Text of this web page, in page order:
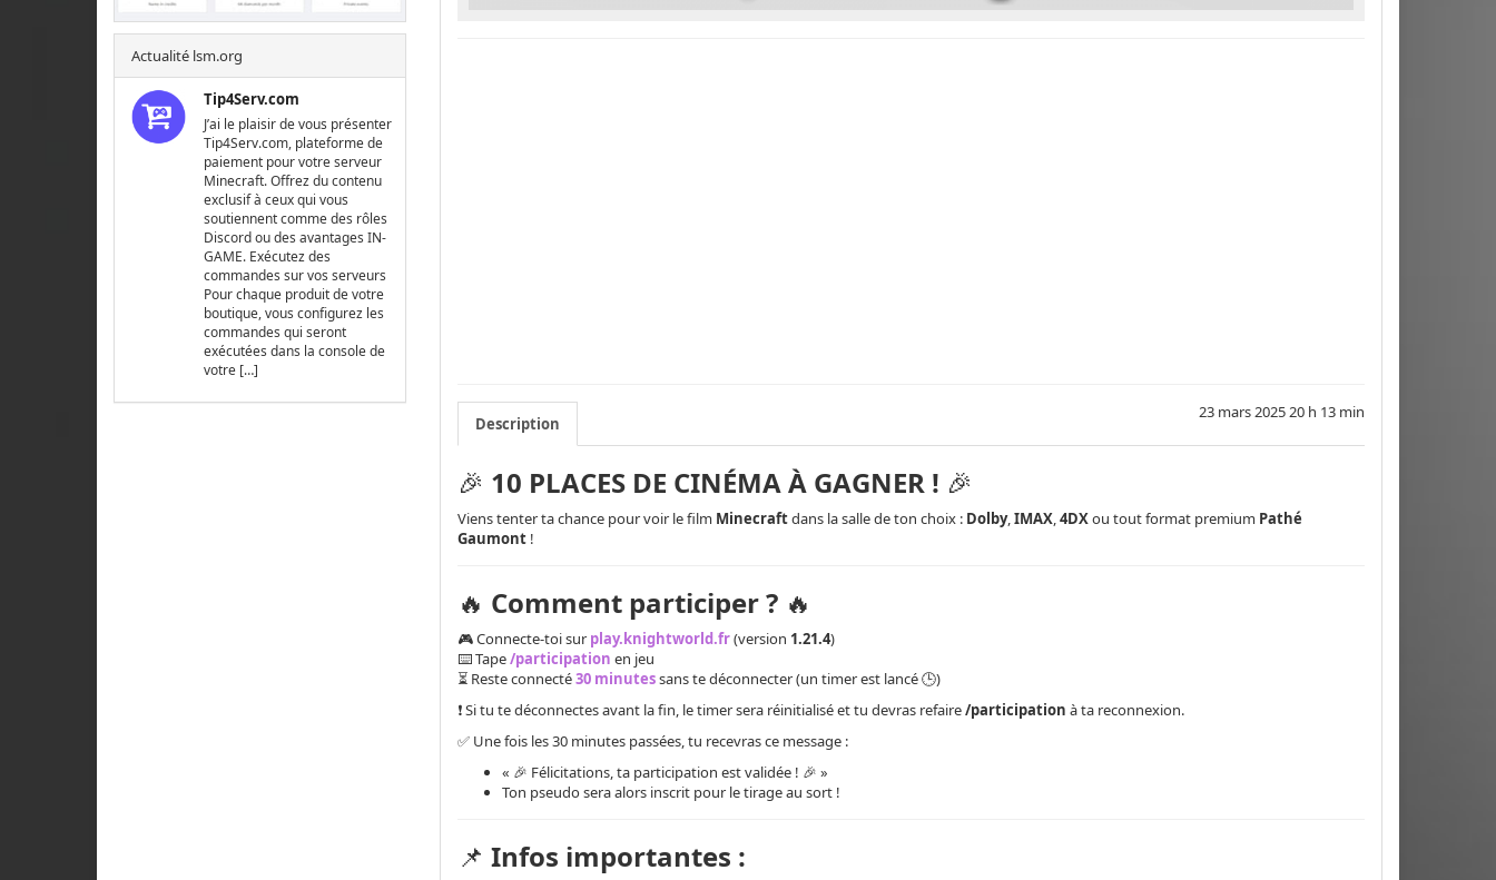
Actualité lsm.org
Tip4Serv.com
J’ai le plaisir de vous présenter
Tip4Serv.com, plateforme de
paiement pour votre serveur
Minecraft. Offrez du contenu
exclusif à ceux qui vous
soutiennent comme des rôles
Discord ou des avantages IN-
GAME. Exécutez des
commandes sur vos serveurs
Pour chaque produit de votre
boutique, vous configurez les
commandes qui seront
exécutées dans la console de
votre […]
23 mars 2025 20 h 13 min
Description
🎉 10 PLACES DE CINÉMA À GAGNER ! 🎉
Viens tenter ta chance pour voir le film Minecraftdans la salle de ton choix : Dolby, IMAX, 4DXou tout format premium Pathé
Gaumont!
🔥 Comment participer ?🔥
🎮 Connecte-toi sur play.knightworld.fr(version 1.21.4)
⌨️ Tape/participation en jeu
⏳ Reste connecté30 minutessans te déconnecter (un timer est lancé 🕒)
❗ Si tu te déconnectes avant la fin, le timer sera réinitialisé et tu devras refaire/participation à ta reconnexion.
✅ Une fois les 30 minutes passées, tu recevras ce message :
« 🎉 Félicitations, ta participation est validée ! 🎉 »
Ton pseudo sera alors inscrit pour le tirage au sort !
📌 Infos importantes :